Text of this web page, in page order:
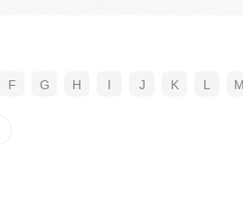
F G H I J K L M